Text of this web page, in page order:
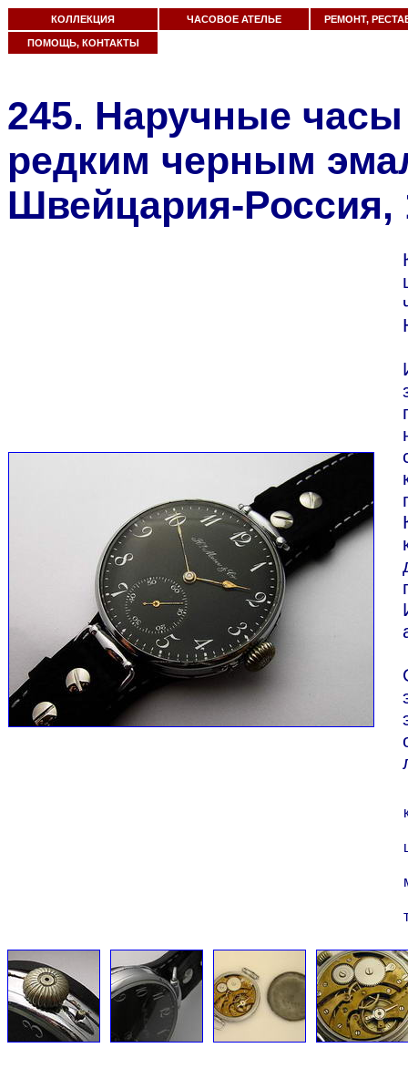
КОЛЛЕКЦИЯ ЧАСОВОЕ АТЕЛЬЕ РЕМОНТ,
ПОМОЩЬ, КОНТАКТЫ
245. Наручные
редким черным
Швейцария-Россия,